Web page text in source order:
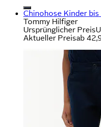
Chinohose Kinder bis
Tommy Hilfiger
Ursprünglicher Preis
Aktueller Preisab